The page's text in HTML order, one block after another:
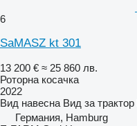
6
SaMASZ kt 301
13 200 € ≈ 25 860 лв.
Роторна косачка
2022
Вид навесна Вид за трактор
Германия, Hamburg